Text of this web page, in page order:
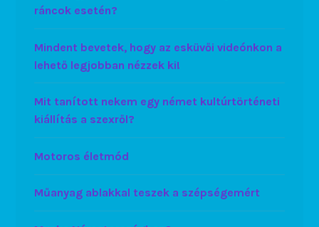
ráncok esetén?
Mindent bevetek, hogy az esküvői videónkon a
lehető legjobban nézzek ki!
Mit tanított nekem egy német kultúrtörténeti
kiállítás a szexről?
Motoros életmód
Műanyag ablakkal teszek a szépségemért